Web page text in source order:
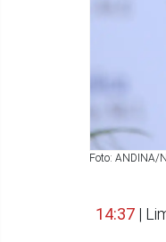
Foto: ANDINA/
14:37 |